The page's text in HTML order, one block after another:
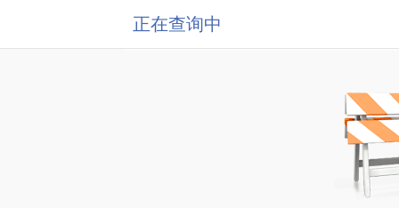
正在查询中